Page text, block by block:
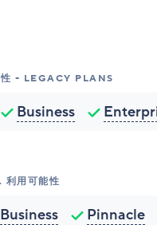
性 - LEGACY PLANS
Business
. 利用可能性
Business
Pinnacle